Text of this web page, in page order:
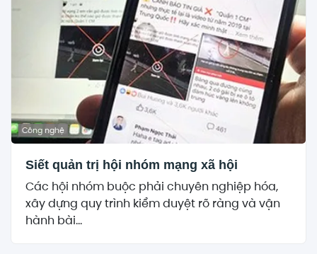
Công nghệ
Siết quản trị hội nhóm mạng xã hội
Các hội nhóm buộc phải chuyên nghiệp hóa,
xây dựng quy trình kiểm duyệt rõ ràng và vận
hành bài...